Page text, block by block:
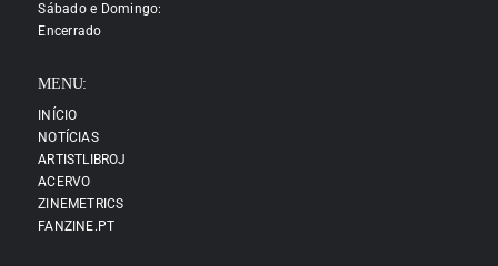
Sábado e Domingo:
Encerrado
MENU:
INÍCIO
NOTÍCIAS
ARTISTLIBROJ
ACERVO
ZINEMETRICS
FANZINE.PT